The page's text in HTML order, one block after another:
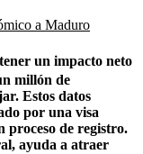
a Maduro
un impacto neto
millón de
Estos datos
por una visa
proceso de registro.
ayuda a atraer